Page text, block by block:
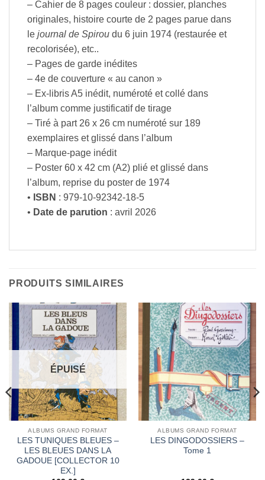
– Cahier de 8 pages couleur : dossier, planches
originales, histoire courte de 2 pages parue dans
le journal de Spirou du 6 juin 1974 (restaurée et
recolorisée), etc..
– Pages de garde inédites
– 4e de couverture « au canon »
– Ex-libris A5 inédit, numéroté et collé dans
l’album comme justificatif de tirage
– Tiré à part 26 x 26 cm numéroté sur 189
exemplaires et glissé dans l’album
– Marque-page inédit
– Poster 60 x 42 cm (A2) plié et glissé dans
l’album, reprise du poster de 1974
• ISBN : 979-10-92342-18-5
• Date de parution : avril 2026
PRODUITS SIMILAIRES
ÉPUISÉ
ALBUMS GRAND FORMAT
LES TUNIQUES BLEUES –
LES BLEUES DANS LA
GADOUE [COLLECTOR 10
EX.]
ALBUMS GRAND FORMAT
LES DINGODOSSIERS –
Tome 1